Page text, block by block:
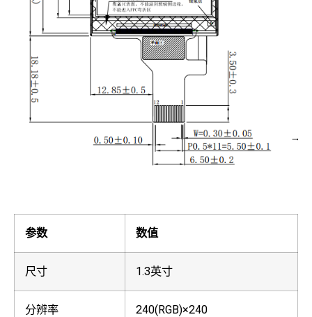
参数 数值
尺寸 1.3英寸
分辨率 240(RGB)×240